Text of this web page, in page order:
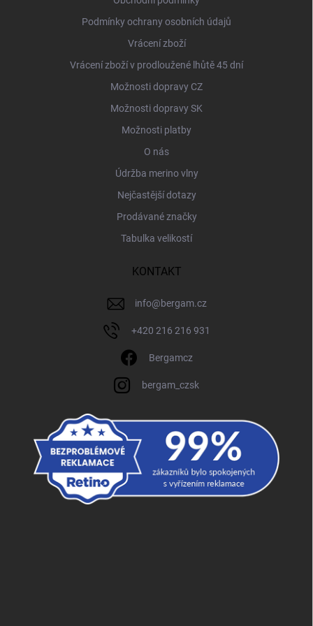
Podmínky ochrany osobních údajů
Vrácení zboží
Vrácení zboží v prodloužené lhůtě 45 dní
Možnosti dopravy CZ
Možnosti dopravy SK
Možnosti platby
O nás
Údržba merino vlny
Nejčastější dotazy
Prodávané značky
Tabulka velikostí
KONTAKT
info@bergam.cz
+420 216 216 931
Bergamcz
bergam_czsk